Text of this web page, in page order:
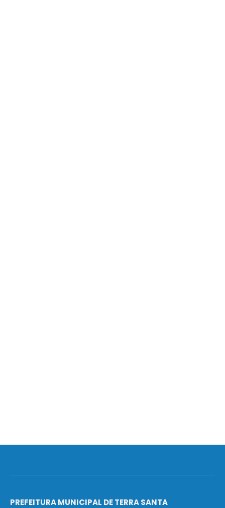
PREFEITURA MUNICIPAL DE TERRA SANTA